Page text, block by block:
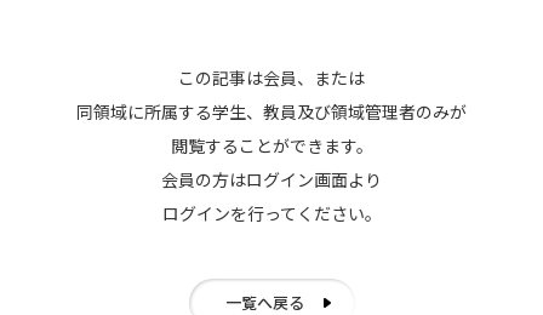
この記事は会員、または
同領域に所属する学生、教員及び領域管理者のみが
閲覧することができます。
会員の方はログイン画面より
ログインを行ってください。
一覧へ戻る